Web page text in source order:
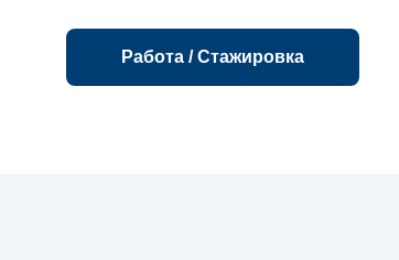
Работа / Стажировка